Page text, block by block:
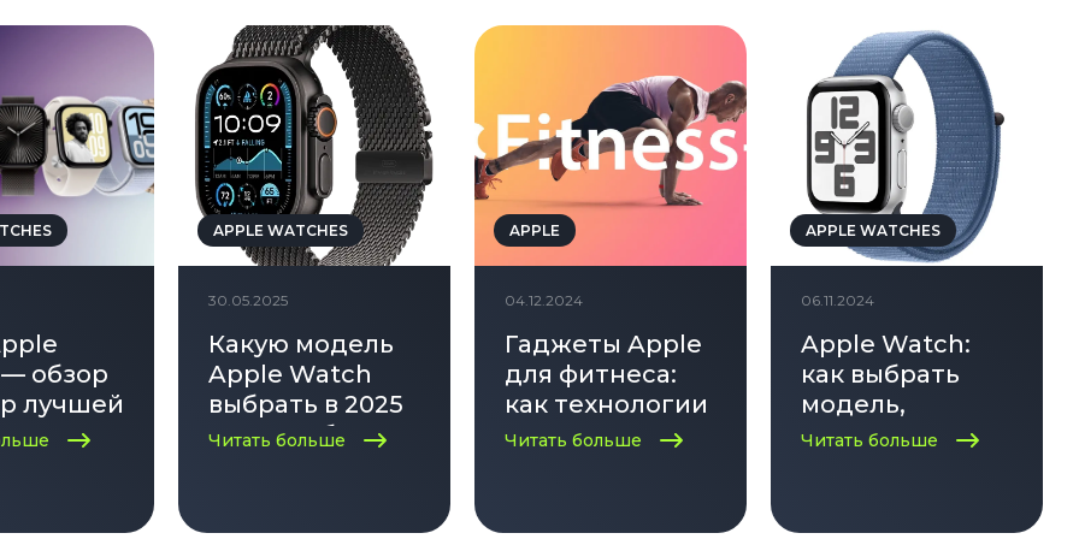
обзор
лучшей
в 2025
APPLE WATCHES
30.05.2025
Какую модель
Apple Watch
выбрать в 2025
году — обзор
Читать больше
APPLE
04.12.2024
Гаджеты Apple
для фитнеса:
как технологии
помогают
Читать больше
APPLE WATCHES
06.11.2024
Apple Watch:
как выбрать
модель,
которая
Читать больше